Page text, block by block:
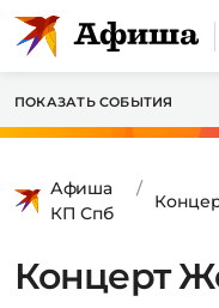
ПОКАЗАТЬ СОБЫТИЯ
Афиша
КП Спб
Концерт